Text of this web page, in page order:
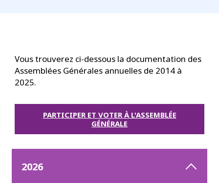
Vous trouverez ci-dessous la documentation des
Assemblées Générales annuelles de 2014 à
2025.
PARTICIPER ET VOTER À L'ASSEMBLÉE
GÉNÉRALE
2026